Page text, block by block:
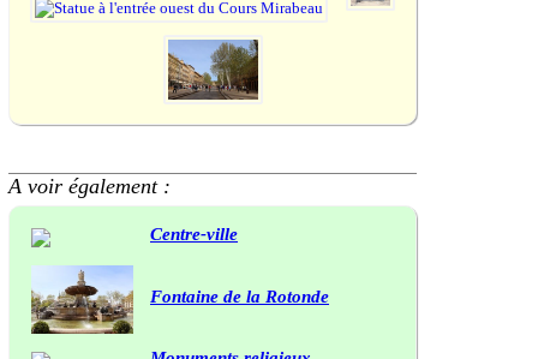
A voir également :
Centre-ville
Fontaine de la Rotonde